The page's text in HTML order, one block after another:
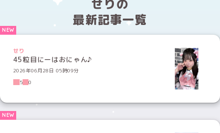
せりの
最新記事一覧
せり
45粒目にーはおにゃん♪
2026年06月28日 05時09分
5
0